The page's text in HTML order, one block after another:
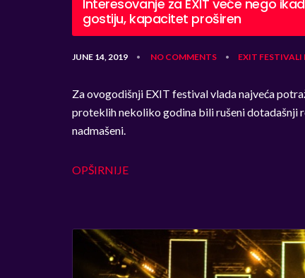
Interesovanje za EXIT veće nego
gostiju, kapacitet proširen
JUNE 14, 2019 • NO COMMENTS • EXIT FESTIVALI
Za ovogodišnji EXIT festival vlada najveća
proteklih nekoliko godina bili rušeni dotadašnji
nadmašeni.
OPŠIRNIJE